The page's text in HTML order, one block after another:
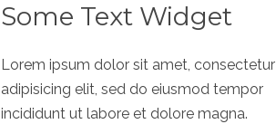
Some Text Widget
Lorem ipsum dolor sit amet, consectetur
adipisicing elit, sed do eiusmod tempor
incididunt ut labore et dolore magna.